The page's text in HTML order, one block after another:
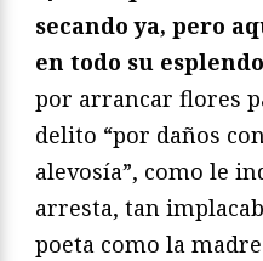
secando ya, pero
en todo su
por arrancar flores
delito “por daños
alevosía”, como le
arresta, tan
poeta como la